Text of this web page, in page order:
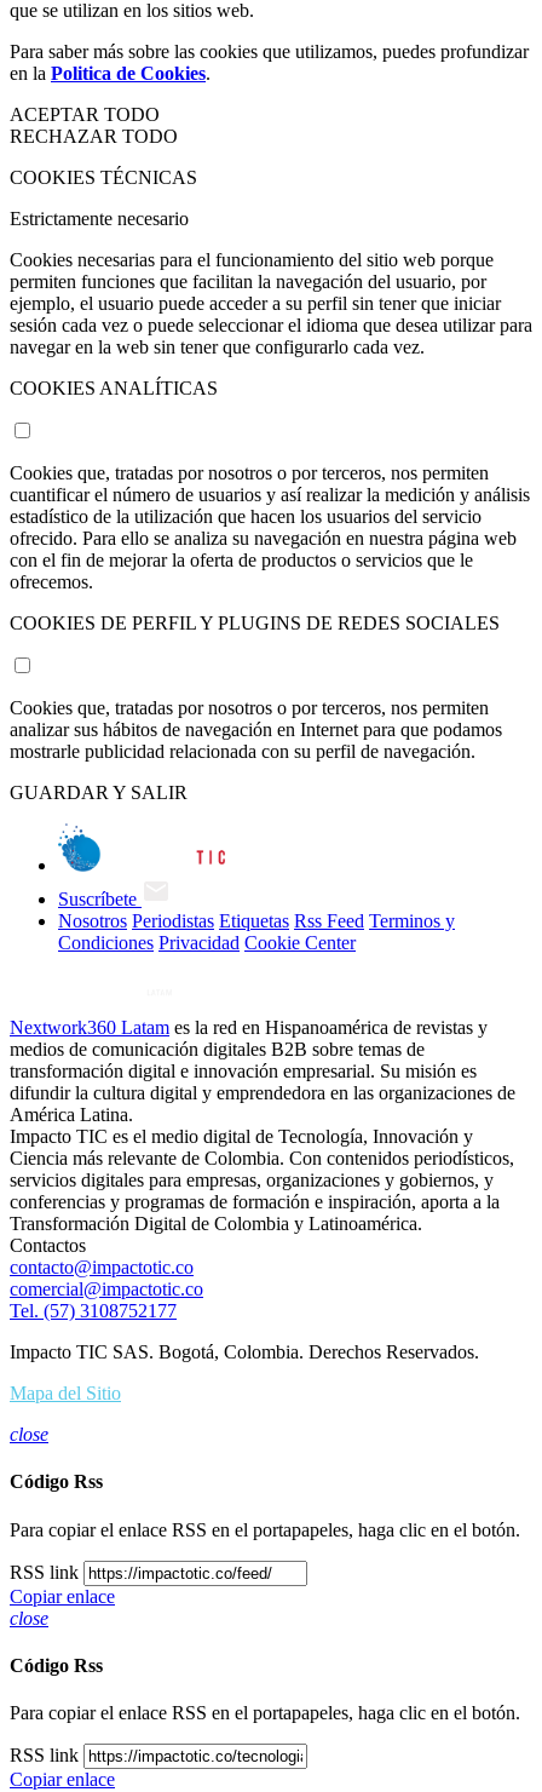
que se utilizan en los sitios web.
Para saber más sobre las cookies que utilizamos, puedes profundizar
en la Politica de Cookies.
ACEPTAR TODO
RECHAZAR TODO
COOKIES TÉCNICAS
Estrictamente necesario
Cookies necesarias para el funcionamiento del sitio web porque
permiten funciones que facilitan la navegación del usuario, por
ejemplo, el usuario puede acceder a su perfil sin tener que iniciar
sesión cada vez o puede seleccionar el idioma que desea utilizar para
navegar en la web sin tener que configurarlo cada vez.
COOKIES ANALÍTICAS
Cookies que, tratadas por nosotros o por terceros, nos permiten
cuantificar el número de usuarios y así realizar la medición y análisis
estadístico de la utilización que hacen los usuarios del servicio
ofrecido. Para ello se analiza su navegación en nuestra página web
con el fin de mejorar la oferta de productos o servicios que le
ofrecemos.
COOKIES DE PERFIL Y PLUGINS DE REDES SOCIALES
Cookies que, tratadas por nosotros o por terceros, nos permiten
analizar sus hábitos de navegación en Internet para que podamos
mostrarle publicidad relacionada con su perfil de navegación.
GUARDAR Y SALIR
Suscríbete
Nosotros Periodistas Etiquetas Rss Feed Terminos y
Condiciones Privacidad Cookie Center
Nextwork360 Latam es la red en Hispanoamérica de revistas y
medios de comunicación digitales B2B sobre temas de
transformación digital e innovación empresarial. Su misión es
difundir la cultura digital y emprendedora en las organizaciones de
América Latina.
Impacto TIC es el medio digital de Tecnología, Innovación y
Ciencia más relevante de Colombia. Con contenidos periodísticos,
servicios digitales para empresas, organizaciones y gobiernos, y
conferencias y programas de formación e inspiración, aporta a la
Transformación Digital de Colombia y Latinoamérica.
Contactos
contacto@impactotic.co
comercial@impactotic.co
Tel. (57) 3108752177
Impacto TIC SAS. Bogotá, Colombia. Derechos Reservados.
Mapa del Sitio
close
Código Rss
Para copiar el enlace RSS en el portapapeles, haga clic en el botón.
RSS link
Copiar enlace
close
Código Rss
Para copiar el enlace RSS en el portapapeles, haga clic en el botón.
RSS link
Copiar enlace